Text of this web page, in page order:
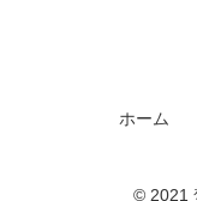
ホーム
© 2021